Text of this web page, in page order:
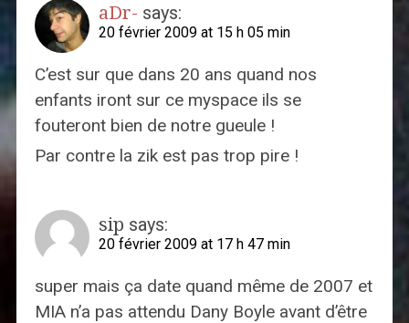
aDr- says:
20 février 2009 at 15 h 05 min
C’est sur que dans 20 ans quand nos
enfants iront sur ce myspace ils se
fouteront bien de notre gueule !
Par contre la zik est pas trop pire !
sip says:
20 février 2009 at 17 h 47 min
super mais ça date quand même de 2007 et
MIA n’a pas attendu Dany Boyle avant d’être